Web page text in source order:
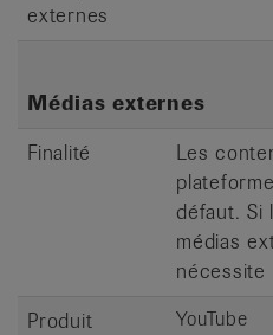
externes
Médias externes
Finalité
Les
défaut. Si
médias
nécessite
Produit
YouTube